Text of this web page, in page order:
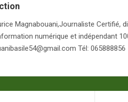
Magnabouani,Journaliste Certifié,
numérique et indépendant
Tél: 065888856